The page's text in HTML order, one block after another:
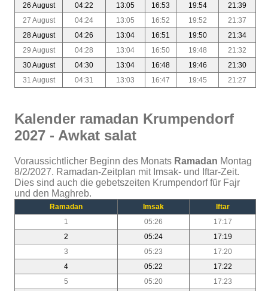
26 August
04:22 13:05 16:53 19:54
21:39
27 August
04:24 13:05 16:52 19:52
21:37
28 August
04:26 13:04 16:51 19:50
21:34
29 August
04:28 13:04 16:50 19:48
21:32
30 August
04:30 13:04 16:48 19:46
21:30
31 August
04:31 13:03 16:47 19:45 21:27
Kalender ramadan Krumpendorf
2027 - Awkat salat
Voraussichtlicher Beginn des Monats Ramadan Montag
8/2/2027. Ramadan-Zeitplan mit Imsak- und Iftar-Zeit.
Dies sind auch die gebetszeiten Krumpendorf für Fajr
und den Maghreb.
Ramadan Imsak
Iftar
1
05:26
17:17
2
05:24
17:19
3
05:23
17:20
4
05:22
17:22
5
05:20
17:23